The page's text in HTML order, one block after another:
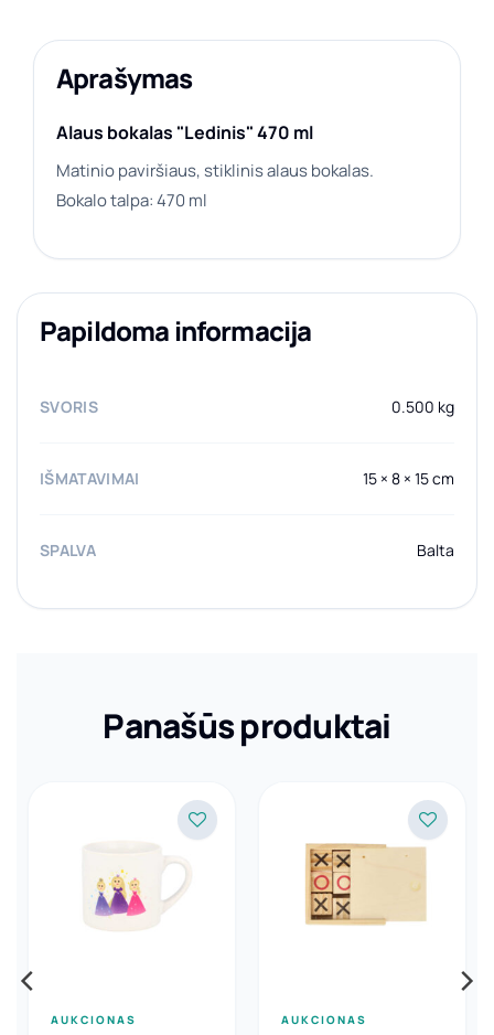
Aprašymas
Alaus bokalas "Ledinis" 470 ml
Matinio paviršiaus, stiklinis alaus bokalas.
Bokalo talpa: 470 ml
Papildoma informacija
SVORIS 0.500 kg
IŠMATAVIMAI 15 × 8 × 15 cm
SPALVA Balta
Panašūs produktai
AUKCIONAS AUKCIONAS